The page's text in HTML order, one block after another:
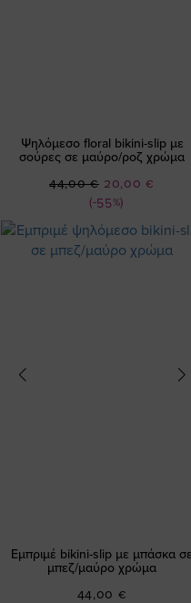
Ψηλόμεσο floral bikini-slip με
σούρες σε μαύρο/ροζ χρώμα
(-55%)
Ειδική
Τιμή
20,00 €
44,00 €
Εμπριμέ bikini-slip με μπάσκα σε
μπεζ/μαύρο χρώμα
44,00 €